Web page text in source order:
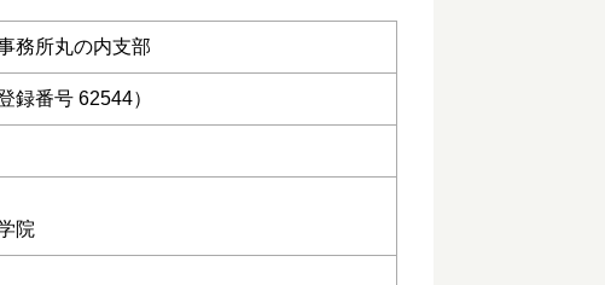
務所丸の内支部
録番号 62544）
院